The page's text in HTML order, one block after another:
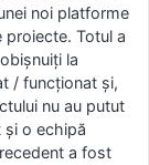
noi platforme
proiecte. Totul a
la
/ funcționat și,
nu au putut
și o echipă
a fost